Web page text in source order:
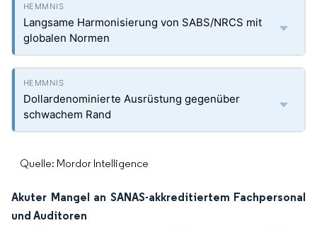
Langsame Harmonisierung von SABS/NRCS mit
globalen Normen
Dollardenominierte Ausrüstung gegenüber
schwachem Rand
Quelle: Mordor Intelligence
Akuter Mangel an SANAS-akkreditiertem Fachpersonal
und Auditoren